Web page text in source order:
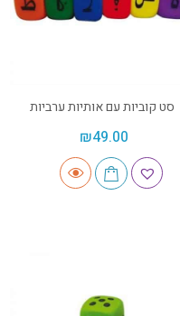
סט קוביות עם אותיות ערביות
₪49.00